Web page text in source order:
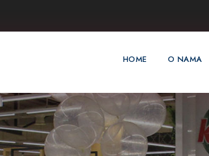
HOME O NAMA